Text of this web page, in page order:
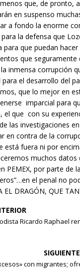
que, de pronto,
en suspenso
a fondo la enorme
la defensa que
para que puedan
que seguramente
inmensa corrupción
para el desarrollo del
que lo mejor en
imparcial para
el que con su
las investigaciones
en contra de la
está fuera ni por
muchos datos
PEMEX, por parte de
el penal no
DRAGÓN, QUE
Ricardo Raphael
SIGUIENTE
con migrantes;